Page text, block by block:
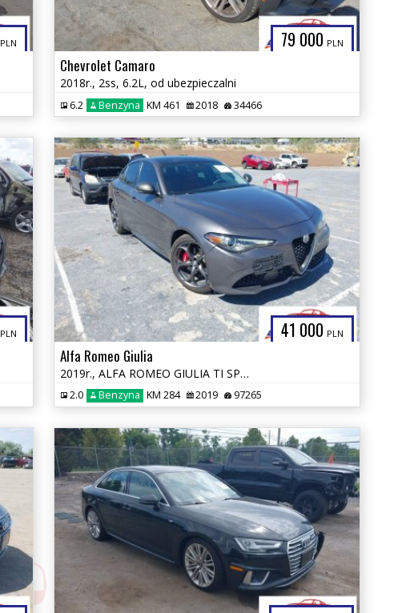
PLN 79 000 PLN
Chevrolet Camaro
2018r., 2ss, 6.2L, od ubezpieczalni
6.2 Benzyna KM 461 2018 34466
PLN 41 000 PLN
Alfa Romeo Giulia
2019r., ALFA ROMEO GIULIA TI SPORT AWD, 2L, od ubezpieczalni
2.0 Benzyna KM 284 2019 97265